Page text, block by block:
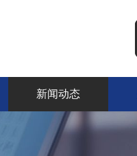
新闻动态